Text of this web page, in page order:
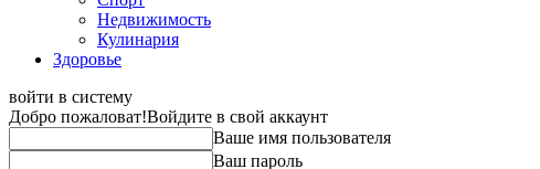
Недвижимость
Кулинария
Здоровье
войти в систему
Добро пожаловат!Войдите в свой аккаунт
Ваше имя пользователя
Ваш пароль